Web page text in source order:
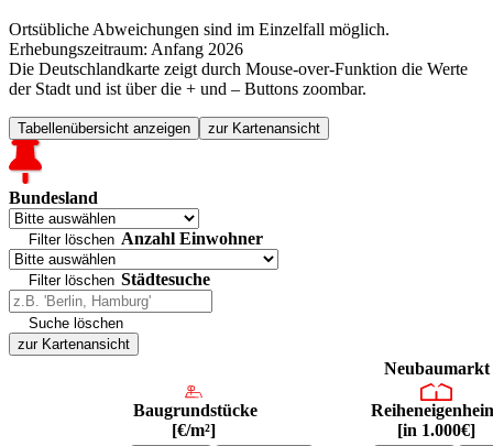
Ortsübliche Abweichungen sind im Einzelfall möglich.
Erhebungszeitraum: Anfang 2026
Die Deutschlandkarte zeigt durch Mouse-over-Funktion die Werte
der Stadt und ist über die + und – Buttons zoombar.
Tabellenübersicht anzeigen zur Kartenansicht
Bundesland
Filter löschen Anzahl Einwohner
Filter löschen Städtesuche
Suche löschen
zur Kartenansicht
Neubaumarkt
[€/m²]
[in 1.000€]